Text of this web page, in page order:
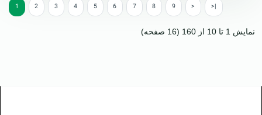
1 2 3 4 5 6 7 8 9 > >|
نمایش 1 تا 10 از 160 (16 صفحه)